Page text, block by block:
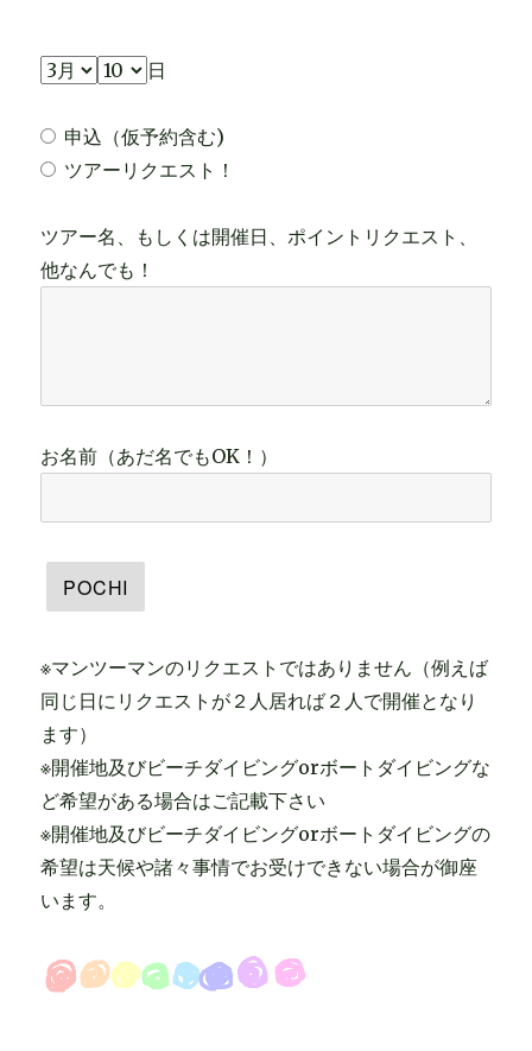
日
申込（仮予約含む)
ツアーリクエスト！
ツアー名、もしくは開催日、ポイントリクエスト、
他なんでも！
お名前（あだ名でもOK！）
※マンツーマンのリクエストではありません（例えば
同じ日にリクエストが２人居れば２人で開催となり
ます）
※開催地及びビーチダイビングorボートダイビングな
ど希望がある場合はご記載下さい
※開催地及びビーチダイビングorボートダイビングの
希望は天候や諸々事情でお受けできない場合が御座
います。